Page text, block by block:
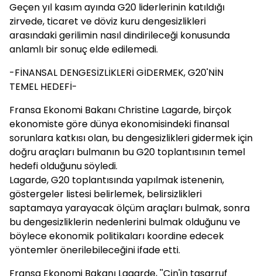
Geçen yıl kasım ayında G20 liderlerinin katıldığı
zirvede, ticaret ve döviz kuru dengesizlikleri
arasındaki gerilimin nasıl dindirileceği konusunda
anlamlı bir sonuç elde edilemedi.
-FİNANSAL DENGESİZLİKLERİ GİDERMEK, G20'NİN
TEMEL HEDEFİ-
Fransa Ekonomi Bakanı Christine Lagarde, birçok
ekonomiste göre dünya ekonomisindeki finansal
sorunlara katkısı olan, bu dengesizlikleri gidermek için
doğru araçları bulmanın bu G20 toplantısının temel
hedefi olduğunu söyledi.
Lagarde, G20 toplantısında yapılmak istenenin,
göstergeler listesi belirlemek, belirsizlikleri
saptamaya yarayacak ölçüm araçları bulmak, sonra
bu dengesizliklerin nedenlerini bulmak olduğunu ve
böylece ekonomik politikaları koordine edecek
yöntemler önerilebileceğini ifade etti.